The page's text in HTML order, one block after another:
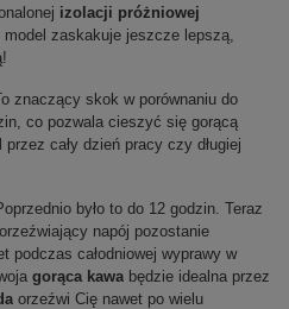
izolacji próżniowej
model zaskakuje jeszcze lepszą,
znaczący skok w porównaniu do
co pozwala cieszyć się gorącą
cały dzień pracy czy długiej
było to do 12 godzin. Teraz
napój pozostanie
podczas całodniowej wyprawy w
gorąca kawa będzie idealna przez
orzeźwi Cię nawet po wielu